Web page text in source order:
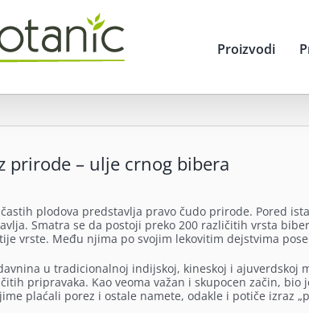
Proizvodi
prirode – ulje crnog bibera
plodova predstavlja pravo čudo prirode. Pored
Smatra se da postoji preko 200 različitih vrsta
vrste. Među njima po svojim lekovitim dejstvima
u tradicionalnoj indijskoj, kineskoj i ajuverdskoj
pripravaka. Kao veoma važan i skupocen začin,
plaćali porez i ostale namete, odakle i potiče izraz